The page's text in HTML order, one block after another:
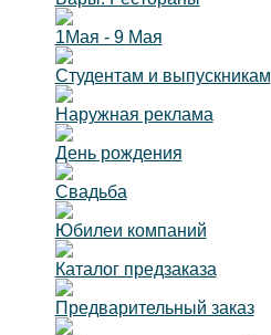
1Мая - 9 Мая
Студентам и выпускникам
Наружная реклама
День рождения
Свадьба
Юбилеи компаний
Каталог предзаказа
Предварительный заказ